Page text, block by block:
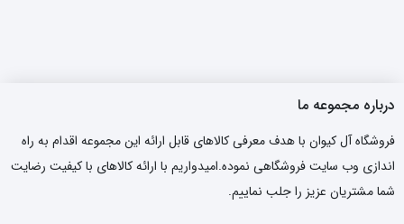
درباره مجموعه ما
فروشگاه آل کیوان با هدف معرفی کالاهای قابل ارائه این مجموعه اقدام به راه
اندازی وب سایت فروشگاهی نموده.امیدواریم با ارائه کالاهای با کیفیت رضایت
شما مشتریان عزیز را جلب نماییم.